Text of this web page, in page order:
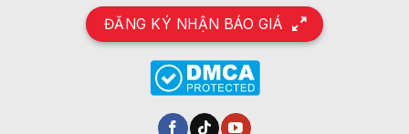
ĐĂNG KÝ NHẬN BÁO GIÁ